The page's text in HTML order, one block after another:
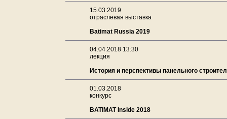
15.03.2019
отраслевая выставка
Batimat Russia 2019
04.04.2018 13:30
лекция
История и перспективы панельного
01.03.2018
конкурс
BATIMAT Inside 2018